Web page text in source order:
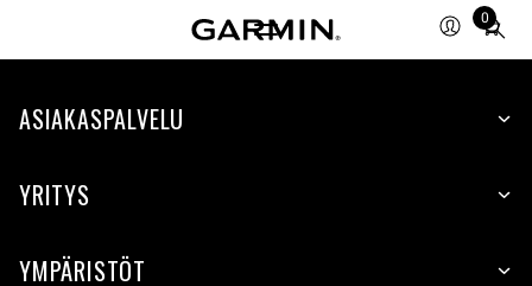
0
Total
items
cart:
ASIAKASPALVELU
YRITYS
YMPÄRISTÖT